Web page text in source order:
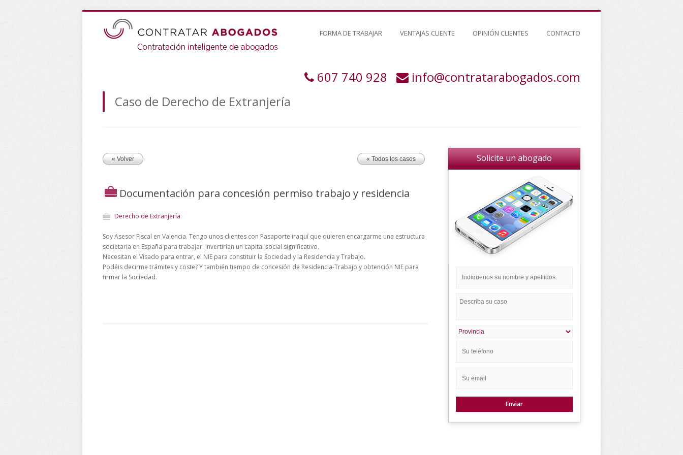
FORMA DE TRABAJAR VENTAJAS CLIENTE OPINIÓN CLIENTES CONTACTO
607 740 928
info@contratarabogados.com
Caso de Derecho de Extranjería
« Volver « Todos los casos
Documentación para concesión permiso trabajo y residencia
Derecho de Extranjería
Soy Asesor Fiscal en Valencia. Tengo unos clientes con Pasaporte iraquí que quieren encargarme una estructura
societaria en España para trabajar. Invertirían un capital social significativo.
Necesitan el Visado para entrar, el NIE para constituir la Sociedad y la Residencia y Trabajo.
Podéis decirme trámites y coste? Y también tiempo de concesión de Residencia-Trabajo y obtención NIE para
firmar la Sociedad.
Solicite un abogado